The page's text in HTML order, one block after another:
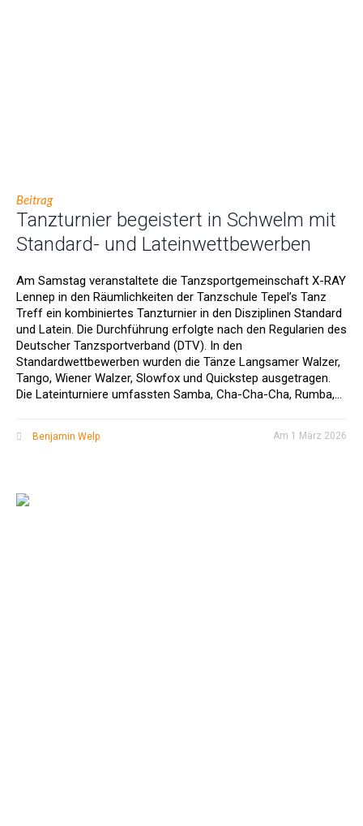
Beitrag
Tanzturnier begeistert in Schwelm mit
Standard- und Lateinwettbewerben
Am Samstag veranstaltete die Tanzsportgemeinschaft X-RAY
Lennep in den Räumlichkeiten der Tanzschule Tepel’s Tanz
Treff ein kombiniertes Tanzturnier in den Disziplinen Standard
und Latein. Die Durchführung erfolgte nach den Regularien des
Deutscher Tanzsportverband (DTV). In den
Standardwettbewerben wurden die Tänze Langsamer Walzer,
Tango, Wiener Walzer, Slowfox und Quickstep ausgetragen.
Die Lateinturniere umfassten Samba, Cha-Cha-Cha, Rumba,...
Am 1 März 2026
Benjamin Welp